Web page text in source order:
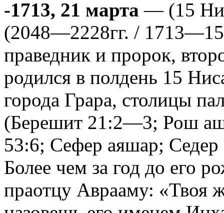
-1713, 21 марта — (15
(2048—2228гг. /
праведник и пророк,
родился в полдень 15
города Грара, столицы
(Берешит 21:2—3; Рош
53:6; Сефер аяшар; Седер
Более чем за год до его
праотцу Аврааму: «Твоя